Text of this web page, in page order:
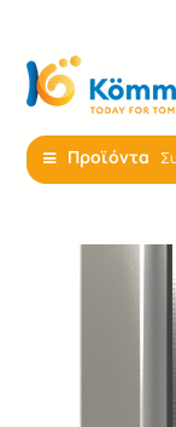
Προϊόντα